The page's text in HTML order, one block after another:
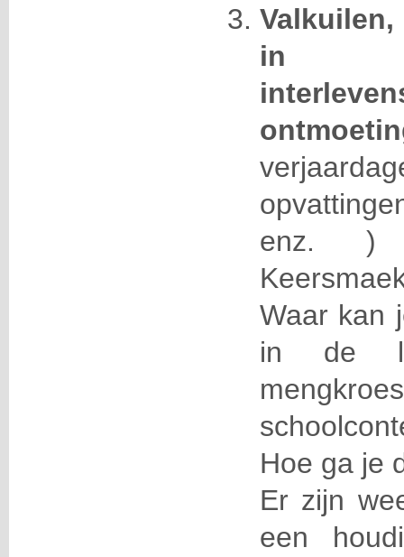
enz. )
Waar kan
in de
Hoe ga je
Er zijn
een